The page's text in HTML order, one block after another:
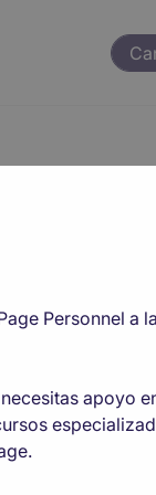
-
Personnel a la
apoyo